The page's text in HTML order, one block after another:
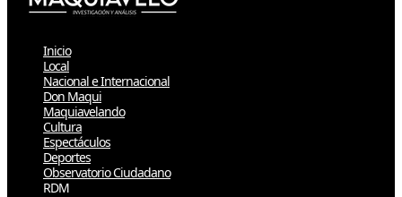
Inicio
Local
Nacional e Internacional
Don Maqui
Maquiavelando
Cultura
Espectáculos
Deportes
Observatorio Ciudadano
RDM